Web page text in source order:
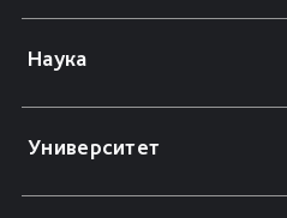
Наука
Университет